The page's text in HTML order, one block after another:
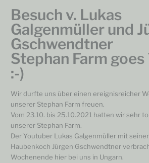
Besuch v. Lukas
Galgenmüller und
Gschwendtner
Stephan Farm goes
:-)
Wir durfte uns über einen ereignisreicher
unserer Stephan Farm freuen.
Vom 23.10. bis 25.10.2021 hatten wir sehr
unserer Stephan Farm.
Der Youtuber Lukas Galgenmüller mit
Haubenkoch Jürgen Gschwendtner
Wochenende hier bei uns in Ungarn.